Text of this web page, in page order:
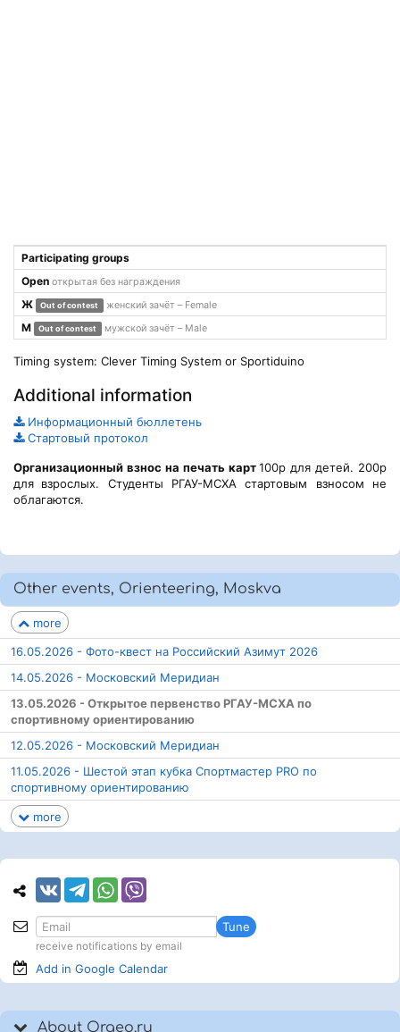
Participating groups
Open открытая без награждения
Ж Out of contest женский зачёт – Female
М Out of contest мужской зачёт – Male
Timing system: Clever Timing System or Sportiduino
Additional information
Информационный бюллетень
Стартовый протокол
Организационный взнос на печать карт100р для детей. 200р
для взрослых. Студенты РГАУ-МСХА стартовым взносом не
облагаются.
Other events, Orienteering, Moskva
more
16.05.2026 - Фото-квест на Российский Азимут 2026
14.05.2026 - Московский Меридиан
13.05.2026 - Открытое первенство РГАУ-МСХА по
спортивному ориентированию
12.05.2026 - Московский Меридиан
11.05.2026 - Шестой этап кубка Спортмастер PRO по
спортивному ориентированию
more
Tune
receive notifications by email
Add in Google Calendar
About Orgeo.ru